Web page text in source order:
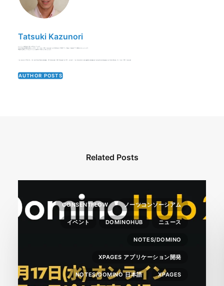
Tatsuki Kazunori
AUTHOR POSTS
Related Posts
CONSENTFLOW ノーツコンソーシアム
イベント DOMINOHUB ニュース
NOTES/DOMINO
XPAGES アプリケーション開発
NOTES/DOMINO 日本語 XPAGES